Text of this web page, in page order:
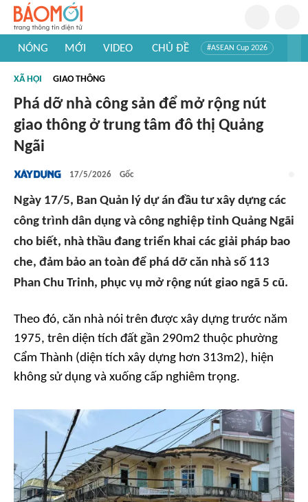
NÓNG MỚI VIDEO CHỦ ĐỀ #ASEAN Cup 2026
#Khám phá thế giới
XÃ HỘI GIAO THÔNG
Phá dỡ nhà công sản để mở rộng nút
giao thông ở trung tâm đô thị Quảng
Ngãi
17/5/2026 Gốc
Ngày 17/5, Ban Quản lý dự án đầu tư xây dựng các
công trình dân dụng và công nghiệp tỉnh Quảng Ngãi
cho biết, nhà thầu đang triển khai các giải pháp bao
che, đảm bảo an toàn để phá dỡ căn nhà số 113
Phan Chu Trinh, phục vụ mở rộng nút giao ngã 5 cũ.
Theo đó, căn nhà nói trên được xây dựng trước năm
1975, trên diện tích đất gần 290m2 thuộc phường
Cẩm Thành (diện tích xây dựng hơn 313m2), hiện
không sử dụng và xuống cấp nghiêm trọng.